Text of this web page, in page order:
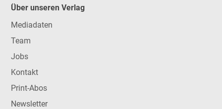
Über unseren Verlag
Mediadaten
Team
Jobs
Kontakt
Print-Abos
Newsletter